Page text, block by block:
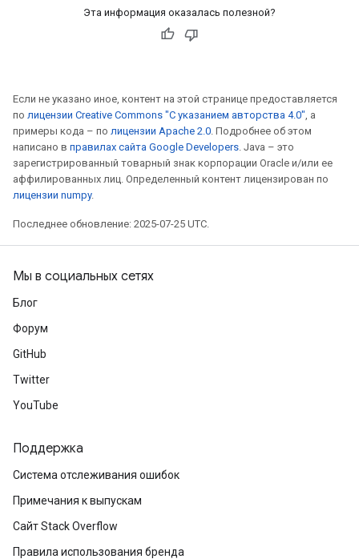
Эта информация оказалась полезной?
Если не указано иное, контент на этой странице предоставляется
по лицензии Creative Commons "С указанием авторства 4.0", а
примеры кода – по лицензии Apache 2.0. Подробнее об этом
написано в правилах сайта Google Developers. Java – это
зарегистрированный товарный знак корпорации Oracle и/или ее
аффилированных лиц. Определенный контент лицензирован по
лицензии numpy.
Последнее обновление: 2025-07-25 UTC.
Мы в социальных сетях
Блог
Форум
GitHub
Twitter
YouTube
Поддержка
Система отслеживания ошибок
Примечания к выпускам
Сайт Stack Overflow
Правила использования бренда